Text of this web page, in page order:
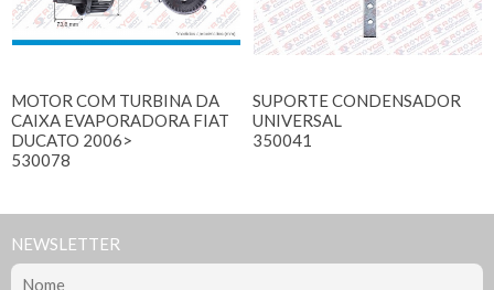
MOTOR COM TURBINA DA
CAIXA EVAPORADORA FIAT
DUCATO 2006>
530078
SUPORTE CONDENSADOR
UNIVERSAL
350041
NEWSLETTER